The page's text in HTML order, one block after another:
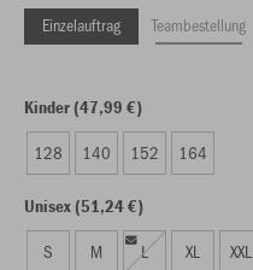
Einzelauftrag Teambestellung
Kinder (47,99 €)
128 140 152 164
Unisex (51,24 €)
S M L XL XXL